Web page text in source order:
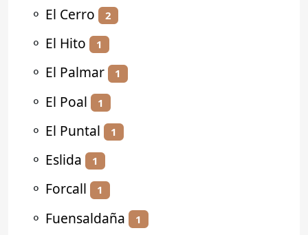
⚬ El Cerro 2
⚬ El Hito 1
⚬ El Palmar 1
⚬ El Poal 1
⚬ El Puntal 1
⚬ Eslida 1
⚬ Forcall 1
⚬ Fuensaldaña 1